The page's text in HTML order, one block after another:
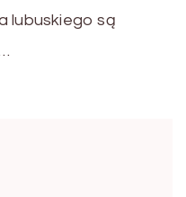
lubuskiego są